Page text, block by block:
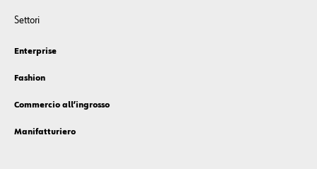
Settori
Enterprise
Fashion
Commercio all’ingrosso
Manifatturiero